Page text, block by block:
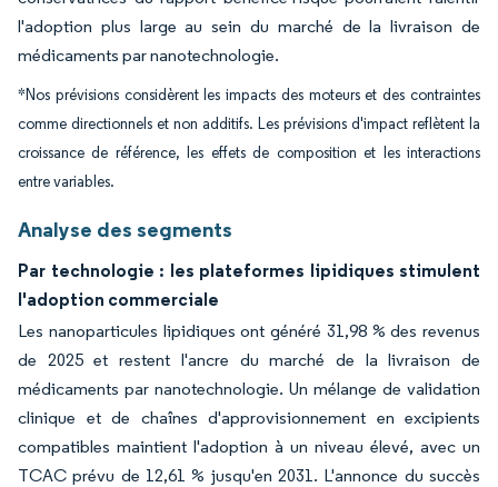
l'adoption plus large au sein du marché de la livraison de
médicaments par nanotechnologie.
*Nos prévisions considèrent les impacts des moteurs et des contraintes
comme directionnels et non additifs. Les prévisions d'impact reflètent la
croissance de référence, les effets de composition et les interactions
entre variables.
Analyse des segments
Par technologie : les plateformes lipidiques stimulent
l'adoption commerciale
Les nanoparticules lipidiques ont généré 31,98 % des revenus
de 2025 et restent l'ancre du marché de la livraison de
médicaments par nanotechnologie. Un mélange de validation
clinique et de chaînes d'approvisionnement en excipients
compatibles maintient l'adoption à un niveau élevé, avec un
TCAC prévu de 12,61 % jusqu'en 2031. L'annonce du succès